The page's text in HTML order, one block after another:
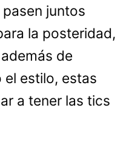
juntos
la posteridad,
de
estilo, estas
a tener las tics